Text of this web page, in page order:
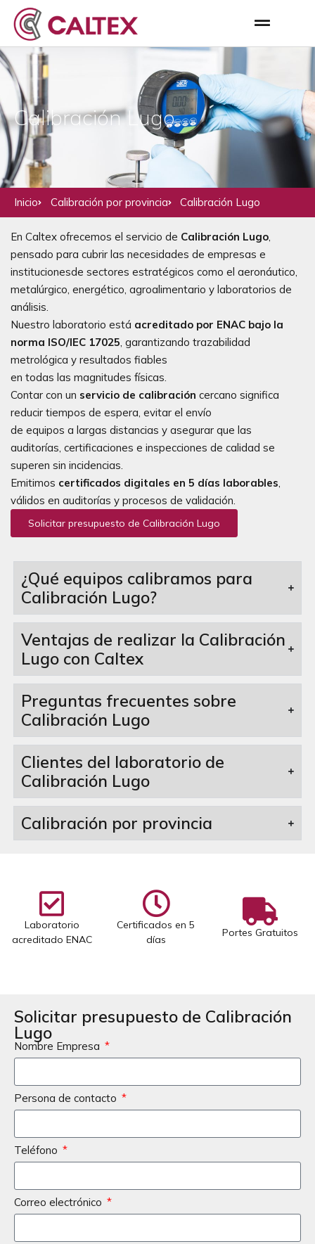
Calibración Lugo
Inicio Calibración por provincia Calibración Lugo
En Caltex ofrecemos el servicio de Calibración Lugo
pensado para cubrir las necesidades de empresas e
institucionesde sectores estratégicos como el aeronáutico,
metalúrgico, energético, agroalimentario y laboratorios de
análisis.
Nuestro laboratorio está acreditado por ENAC bajo la
norma ISO/IEC 17025 , garantizando trazabilidad
metrológica y resultados fiables
en todas las magnitudes físicas.
Contar con un servicio de calibración cercano significa
reducir tiempos de espera, evitar el envío
de equipos a largas distancias y asegurar que las
auditorías, certificaciones e inspecciones de calidad se
superen sin incidencias.
Emitimos certificados digitales en 5 días laborables
válidos en auditorías y procesos de validación.
Solicitar presupuesto de Calibración Lugo
¿Qué equipos calibramos para
Calibración Lugo?
Ventajas de realizar la Calibración
Lugo con Caltex
Preguntas frecuentes sobre
Calibración Lugo
Clientes del laboratorio de
Calibración Lugo
Calibración por provincia
Laboratorio
acreditado ENAC
Certificados en 5
días
Portes Gratuitos
Solicitar presupuesto de Calibración
Lugo
Nombre Empresa
Persona de contacto
Teléfono
Correo electrónico